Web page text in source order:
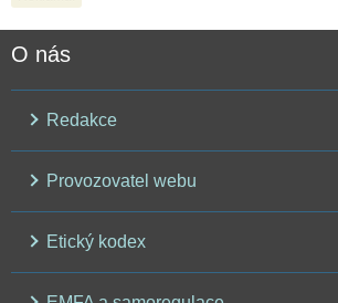
O nás
Redakce
Provozovatel webu
Etický kodex